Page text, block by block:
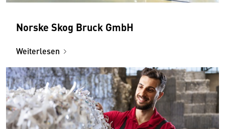
Norske Skog Bruck GmbH
Weiterlesen